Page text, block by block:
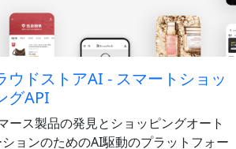
ウドストアAI - スマートショッ
グAPI
ース製品の発見とショッピングオート
ョンのためのAI駆動のプラットフォー